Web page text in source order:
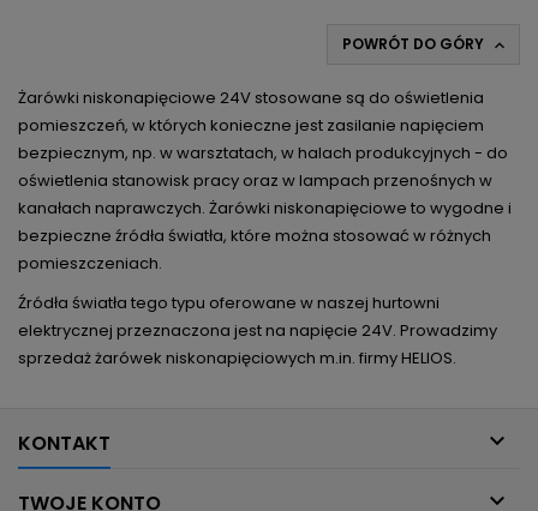
POWRÓT DO GÓRY 
Żarówki niskonapięciowe 24V stosowane są do oświetlenia
pomieszczeń, w których konieczne jest zasilanie napięciem
bezpiecznym, np. w warsztatach, w halach produkcyjnych - do
oświetlenia stanowisk pracy oraz w lampach przenośnych w
kanałach naprawczych. Żarówki niskonapięciowe to wygodne i
bezpieczne źródła światła, które można stosować w różnych
pomieszczeniach.
Źródła światła tego typu oferowane w naszej hurtowni
elektrycznej przeznaczona jest na napięcie 24V. Prowadzimy
sprzedaż żarówek niskonapięciowych m.in. firmy HELIOS.
KONTAKT 
TWOJE KONTO 